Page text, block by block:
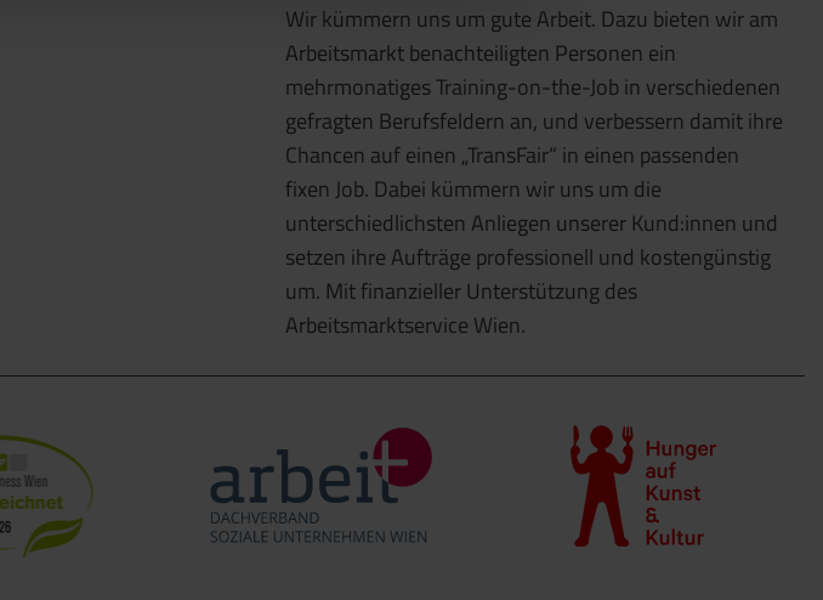
Wir kümmern uns um gute Arbeit. Dazu bieten wir am
Arbeitsmarkt benachteiligten Personen ein
mehrmonatiges Training-on-the-Job in verschiedenen
gefragten Berufsfeldern an, und verbessern damit ihre
Chancen auf einen „TransFair“ in einen passenden
fixen Job. Dabei kümmern wir uns um die
unterschiedlichsten Anliegen unserer Kund:innen und
setzen ihre Aufträge professionell und kostengünstig
um. Mit finanzieller Unterstützung des
Arbeitsmarktservice Wien.